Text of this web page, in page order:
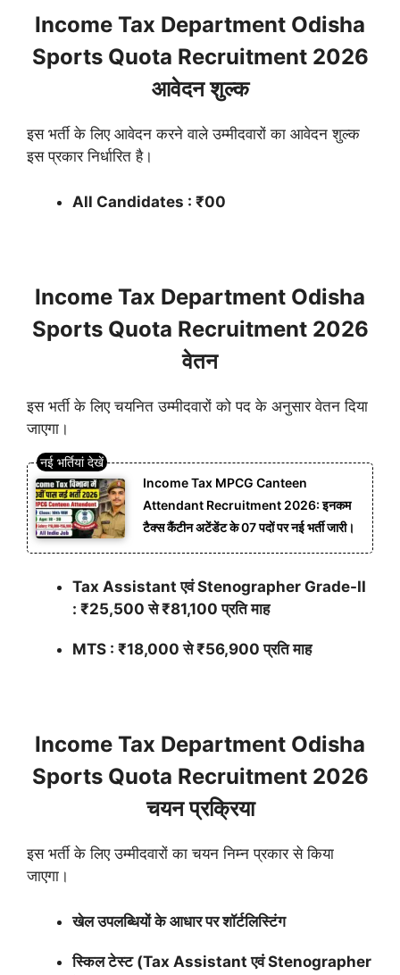
Income Tax Department Odisha
Sports Quota Recruitment 2026
आवेदन शुल्क
इस भर्ती के लिए आवेदन करने वाले उम्मीदवारों का आवेदन शुल्क
इस प्रकार निर्धारित है।
All Candidates : ₹00
Income Tax Department Odisha
Sports Quota Recruitment 2026
वेतन
इस भर्ती के लिए चयनित उम्मीदवारों को पद के अनुसार वेतन दिया
जाएगा।
Income Tax MPCG Canteen
Attendant Recruitment 2026: इनकम
टैक्स कैंटीन अटेंडेंट के 07 पदों पर नई भर्ती जारी।
Tax Assistant एवं Stenographer Grade-II
: ₹25,500 से ₹81,100 प्रति माह
MTS : ₹18,000 से ₹56,900 प्रति माह
Income Tax Department Odisha
Sports Quota Recruitment 2026
चयन प्रक्रिया
इस भर्ती के लिए उम्मीदवारों का चयन निम्न प्रकार से किया
जाएगा।
खेल उपलब्धियों के आधार पर शॉर्टलिस्टिंग
स्किल टेस्ट (Tax Assistant एवं Stenographer